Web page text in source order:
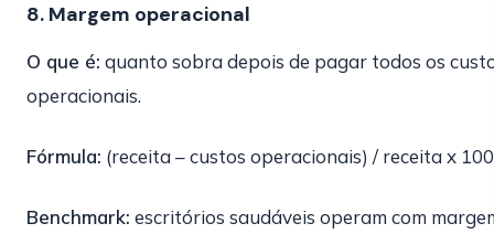
8. Margem operacional
O que é: quanto sobra depois de pagar todos os
operacionais.
Fórmula: (receita – custos operacionais) / receita x 100
Benchmark: escritórios saudáveis operam com